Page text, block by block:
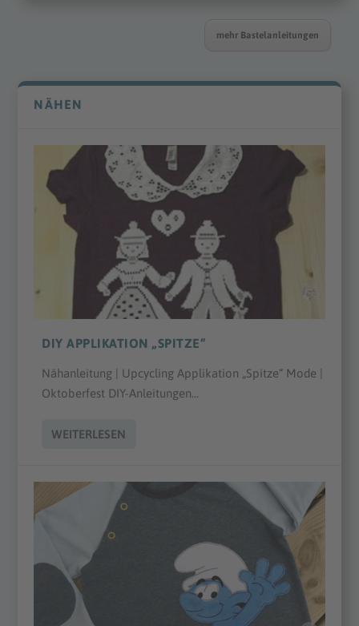
mehr Bastelanleitungen
NÄHEN
DIY APPLIKATION „SPITZE“
Nähanleitung | Upcycling Applikation „Spitze“ Mode |
Oktoberfest DIY-Anleitungen...
WEITERLESEN